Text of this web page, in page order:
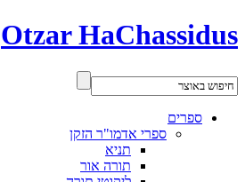
Otzar HaChassidus
ספרים
ספרי אדמו"ר הזקן
תניא
תורה אור